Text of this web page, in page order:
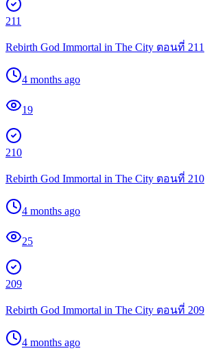
211
Rebirth God Immortal in The City ตอนที่ 211
4 months ago
19
210
Rebirth God Immortal in The City ตอนที่ 210
4 months ago
25
209
Rebirth God Immortal in The City ตอนที่ 209
4 months ago